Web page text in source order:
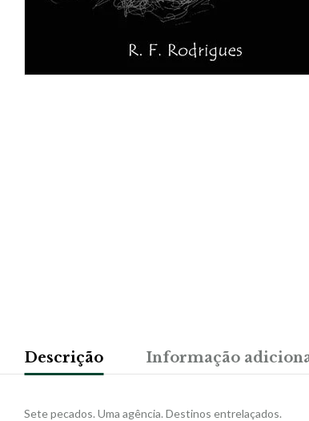
Descrição Informação
Sete pecados. Uma agência. Destinos entrelaçados.